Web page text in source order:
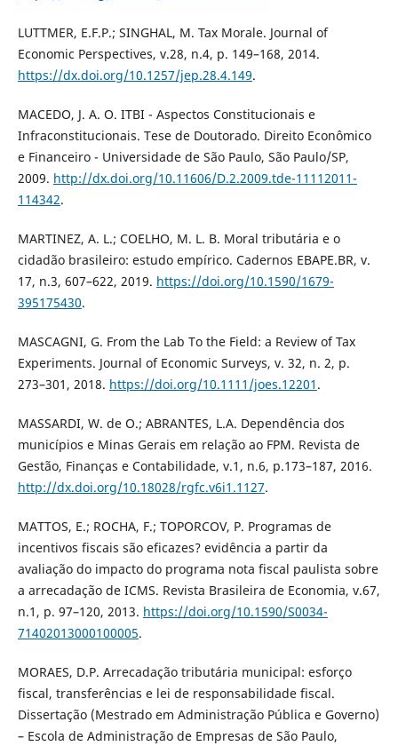
LUTTMER, E.F.P.; SINGHAL, M. Tax Morale. Journal of
Economic Perspectives, v.28, n.4, p. 149–168, 2014.
https://dx.doi.org/10.1257/jep.28.4.149.
MACEDO, J. A. O. ITBI - Aspectos Constitucionais e
Infraconstitucionais. Tese de Doutorado. Direito Econômico
e Financeiro - Universidade de São Paulo, São Paulo/SP,
2009. http://dx.doi.org/10.11606/D.2.2009.tde-11112011-
114342.
MARTINEZ, A. L.; COELHO, M. L. B. Moral tributária e o
cidadão brasileiro: estudo empírico. Cadernos EBAPE.BR, v.
17, n.3, 607–622, 2019. https://doi.org/10.1590/1679-
395175430.
MASCAGNI, G. From the Lab To the Field: a Review of Tax
Experiments. Journal of Economic Surveys, v. 32, n. 2, p.
273–301, 2018. https://doi.org/10.1111/joes.12201 .
MASSARDI, W. de O.; ABRANTES, L.A. Dependência dos
municípios e Minas Gerais em relação ao FPM. Revista de
Gestão, Finanças e Contabilidade, v.1, n.6, p.173–187, 2016.
http://dx.doi.org/10.18028/rgfc.v6i1.1127.
MATTOS, E.; ROCHA, F.; TOPORCOV, P. Programas de
incentivos fiscais são eficazes? evidência a partir da
avaliação do impacto do programa nota fiscal paulista sobre
a arrecadação de ICMS. Revista Brasileira de Economia, v.67,
n.1, p. 97–120, 2013. https://doi.org/10.1590/S0034-
71402013000100005.
MORAES, D.P. Arrecadação tributária municipal: esforço
fiscal, transferências e lei de responsabilidade fiscal.
Dissertação (Mestrado em Administração Pública e Governo)
– Escola de Administração de Empresas de São Paulo,